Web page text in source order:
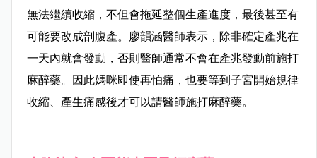
無法繼續收縮，不但會拖延整個生產進度，最後甚至有
可能要改成剖腹產。廖韻涵醫師表示，除非確定產兆在
一天內就會發動，否則醫師通常不會在產兆發動前施打
麻醉藥。因此媽咪即使再怕痛，也要等到子宮開始規律
收縮、產生痛感後才可以請醫師施打麻醉藥。